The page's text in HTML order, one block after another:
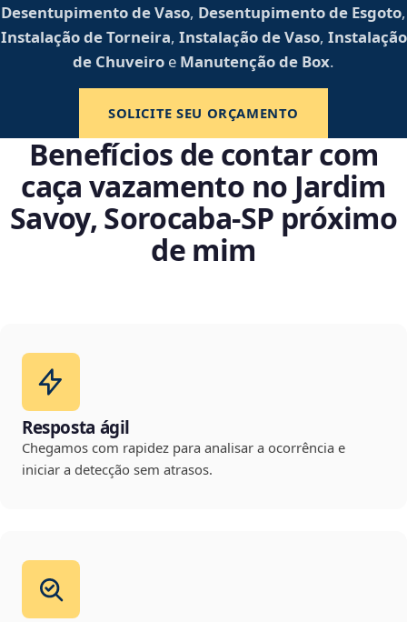
Desentupimento de Vaso, Desentupimento de Esgoto,
Instalação de Torneira, Instalação de Vaso, Instalação
de Chuveiro e Manutenção de Box.
SOLICITE SEU ORÇAMENTO
Benefícios de contar com
caça vazamento no Jardim
Savoy, Sorocaba‑SP próximo
de mim
Resposta ágil
Chegamos com rapidez para analisar a ocorrência e
iniciar a detecção sem atrasos.